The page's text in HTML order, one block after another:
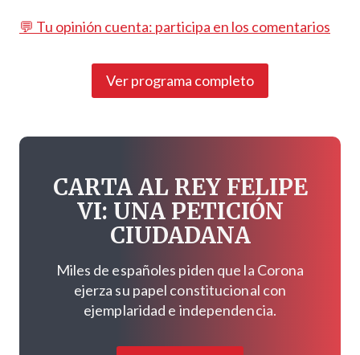
💬 Tu opinión cuenta: participa en los comentarios
Ver programa completo
CARTA AL REY FELIPE
VI: UNA PETICIÓN
CIUDADANA
Miles de españoles piden que la Corona
ejerza su papel constitucional con
ejemplaridad e independencia.